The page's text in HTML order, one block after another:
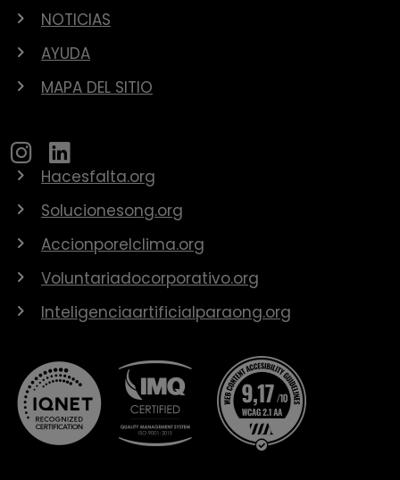
NOTICIAS
AYUDA
MAPA DEL SITIO
Hacesfalta.org
Solucionesong.org
Accionporelclima.org
Voluntariadocorporativo.org
Inteligenciaartificialparaong.org